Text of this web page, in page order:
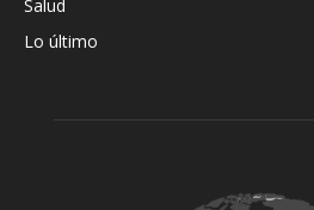
Salud
Lo último